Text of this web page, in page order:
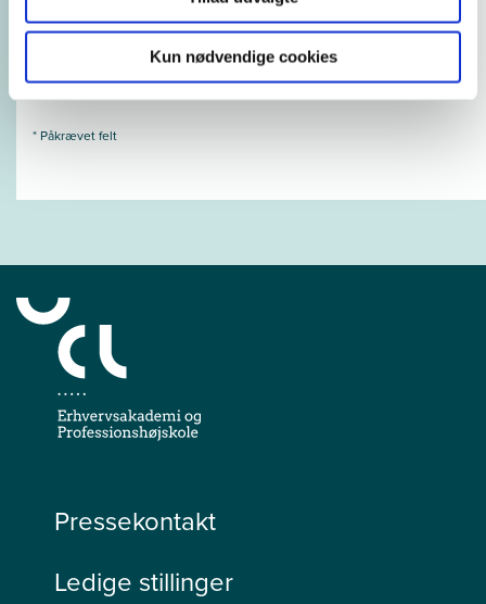
Kun nødvendige cookies
Næste
* Påkrævet felt
Pressekontakt
Ledige stillinger